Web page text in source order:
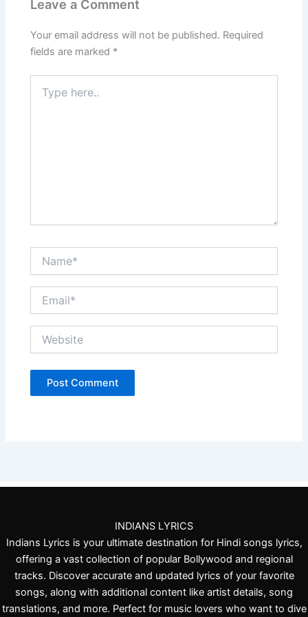
k
Leave a Comment
Your email address will not be published. Required
fields are marked *
here..
INDIANS LYRICS
Indians Lyrics is your ultimate destination for Hindi songs lyrics,
offering a vast collection of popular Bollywood and regional
tracks. Discover accurate and updated lyrics of your favorite
songs, along with additional content like artist details, song
translations, and more. Perfect for music lovers who want to dive